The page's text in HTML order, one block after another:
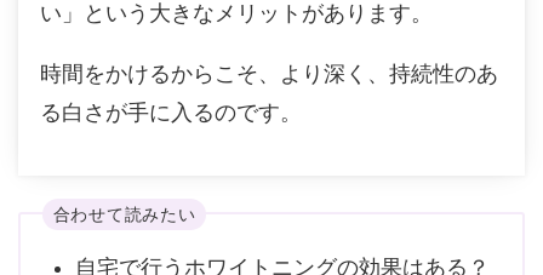
い」という大きなメリットがあります。
時間をかけるからこそ、より深く、持続性のあ
る白さが手に入るのです。
合わせて読みたい
自宅で行うホワイトニングの効果はある？